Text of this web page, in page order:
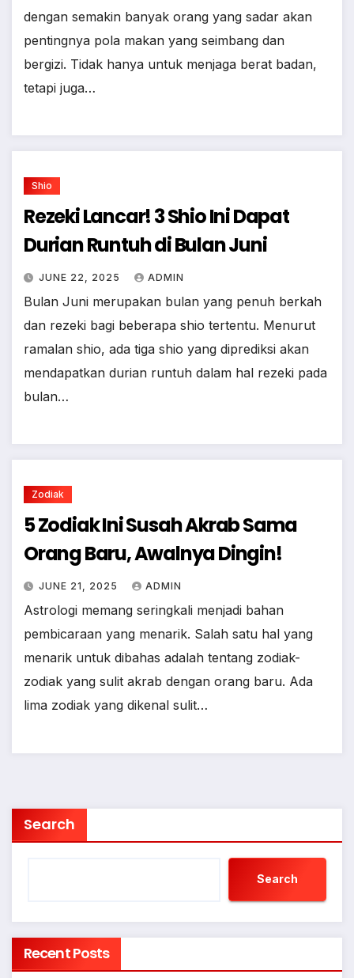
dengan semakin banyak orang yang sadar akan
pentingnya pola makan yang seimbang dan
bergizi. Tidak hanya untuk menjaga berat badan,
tetapi juga…
Shio
Rezeki Lancar! 3 Shio Ini Dapat
Durian Runtuh di Bulan Juni
JUNE 22, 2025 ADMIN
Bulan Juni merupakan bulan yang penuh berkah
dan rezeki bagi beberapa shio tertentu. Menurut
ramalan shio, ada tiga shio yang diprediksi akan
mendapatkan durian runtuh dalam hal rezeki pada
bulan…
Zodiak
5 Zodiak Ini Susah Akrab Sama
Orang Baru, Awalnya Dingin!
JUNE 21, 2025 ADMIN
Astrologi memang seringkali menjadi bahan
pembicaraan yang menarik. Salah satu hal yang
menarik untuk dibahas adalah tentang zodiak-
zodiak yang sulit akrab dengan orang baru. Ada
lima zodiak yang dikenal sulit…
Search
Search
Recent Posts